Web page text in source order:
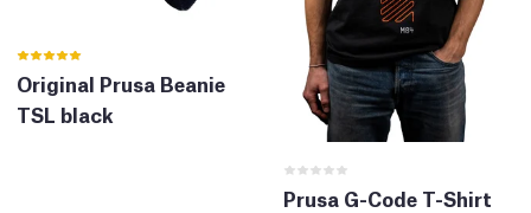
Original Prusa Beanie
TSL black
Prusa G-Code T-Shirt